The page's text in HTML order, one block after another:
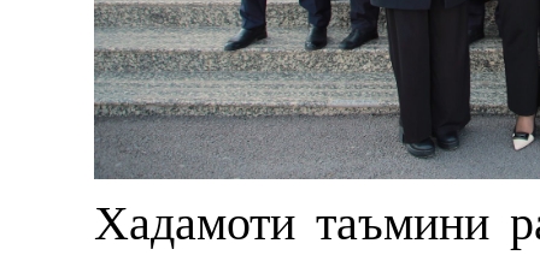
Хадамоти таъмини